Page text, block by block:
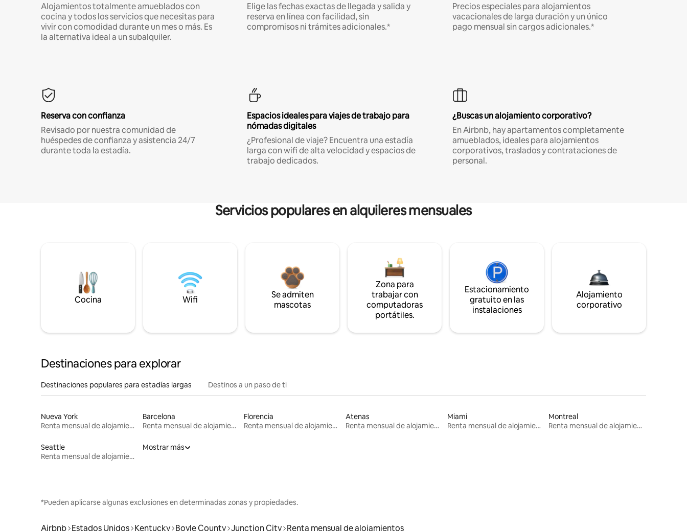
Alojamientos totalmente amueblados con
cocina y todos los servicios que necesitas para
vivir con comodidad durante un mes o más. Es
la alternativa ideal a un subalquiler.
Elige las fechas exactas de llegada y salida y
reserva en línea con facilidad, sin
compromisos ni trámites adicionales.*
Precios especiales para alojamientos
vacacionales de larga duración y un único
pago mensual sin cargos adicionales.*
Reserva con confianza
Revisado por nuestra comunidad de
huéspedes de confianza y asistencia 24/7
durante toda la estadía.
Espacios ideales para viajes de trabajo para
nómadas digitales
¿Profesional de viaje? Encuentra una estadía
larga con wifi de alta velocidad y espacios de
trabajo dedicados.
¿Buscas un alojamiento corporativo?
En Airbnb, hay apartamentos completamente
amueblados, ideales para alojamientos
corporativos, traslados y contrataciones de
personal.
Servicios populares en alquileres mensuales
Cocina Wifi
Se admiten
mascotas
Zona para
trabajar con
computadoras
portátiles.
Estacionamiento
gratuito en las
instalaciones
Alojamiento
corporativo
Destinaciones para explorar
Destinaciones populares para estadías largas Destinos a un paso de ti
Nueva York
Renta mensual de alojamientos
Barcelona
Renta mensual de alojamientos
Florencia
Renta mensual de alojamientos
Atenas
Renta mensual de alojamientos
Miami
Renta mensual de alojamientos
Montreal
Renta mensual de alojamientos
Seattle
Renta mensual de alojamientos
Mostrar más
*Pueden aplicarse algunas exclusiones en determinadas zonas y propiedades.
Airbnb Estados Unidos Kentucky Boyle County Junction City Renta mensual de alojamientos